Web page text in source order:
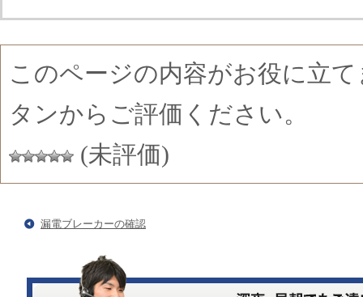
このページの内容がお役に立
タンからご評価ください。
(未評価)
漏電ブレーカーの確認